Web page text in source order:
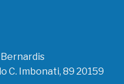
C. Imbonati, 89 20159